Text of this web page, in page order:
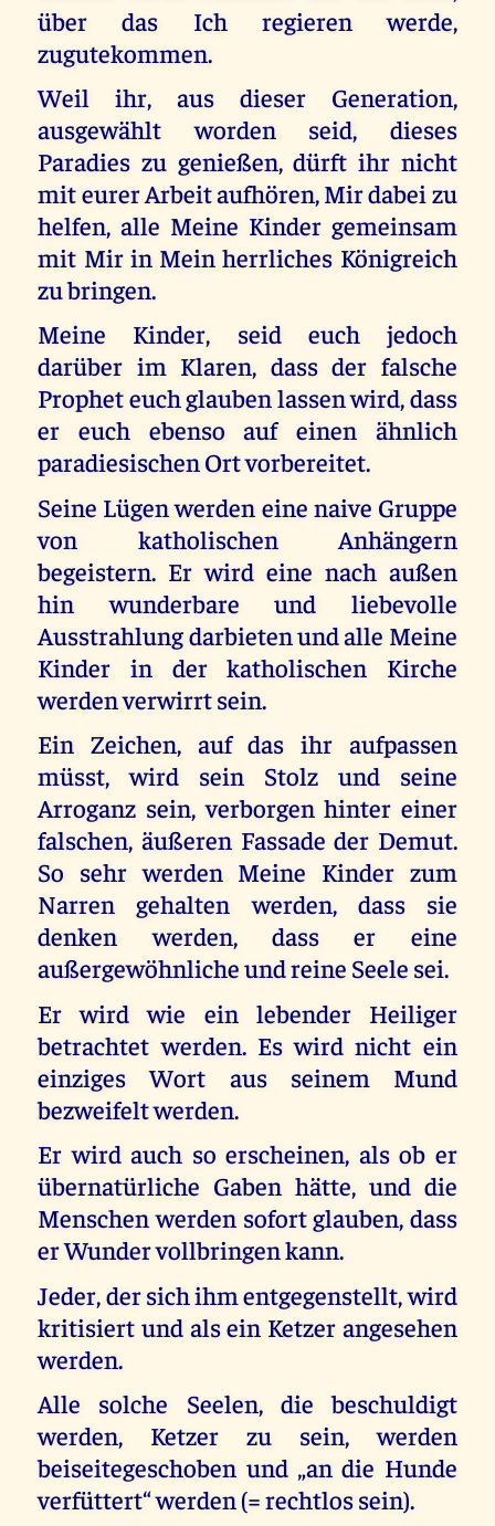
über das Ich regieren werde,
zugutekommen.
Weil ihr, aus dieser Generation,
ausgewählt worden seid, dieses
Paradies zu genießen, dürft ihr nicht
mit eurer Arbeit aufhören, Mir dabei zu
helfen, alle Meine Kinder gemeinsam
mit Mir in Mein herrliches Königreich
zu bringen.
Meine Kinder, seid euch jedoch
darüber im Klaren, dass der falsche
Prophet euch glauben lassen wird, dass
er euch ebenso auf einen ähnlich
paradiesischen Ort vorbereitet.
Seine Lügen werden eine naive Gruppe
von katholischen Anhängern
begeistern. Er wird eine nach außen
hin wunderbare und liebevolle
Ausstrahlung darbieten und alle Meine
Kinder in der katholischen Kirche
werden verwirrt sein.
Ein Zeichen, auf das ihr aufpassen
müsst, wird sein Stolz und seine
Arroganz sein, verborgen hinter einer
falschen, äußeren Fassade der Demut.
So sehr werden Meine Kinder zum
Narren gehalten werden, dass sie
denken werden, dass er eine
außergewöhnliche und reine Seele sei.
Er wird wie ein lebender Heiliger
betrachtet werden. Es wird nicht ein
einziges Wort aus seinem Mund
bezweifelt werden.
Er wird auch so erscheinen, als ob er
übernatürliche Gaben hätte, und die
Menschen werden sofort glauben, dass
er Wunder vollbringen kann.
Jeder, der sich ihm entgegenstellt, wird
kritisiert und als ein Ketzer angesehen
werden.
Alle solche Seelen, die beschuldigt
werden, Ketzer zu sein, werden
beiseitegeschoben und „an die Hunde
verfüttert“ werden (= rechtlos sein).